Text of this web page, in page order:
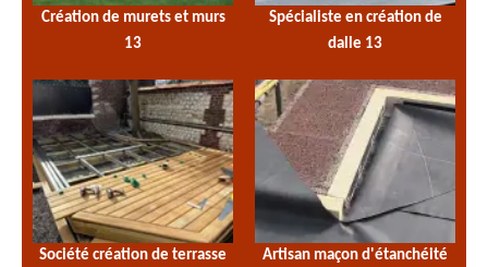
Création de murets et murs
13
Spécialiste en création de
dalle 13
Société création de terrasse
Artisan maçon d'étanchéité